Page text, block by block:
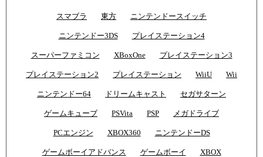
スマブラ 東方 ニンテンドースイッチ
ニンテンドー3DS プレイステーション4
スーパーファミコン XBoxOne プレイステーション3
プレイステーション2 プレイステーション WiiU Wii
ニンテンドー64 ドリームキャスト セガサターン
ゲームキューブ PSVita PSP メガドライブ
PCエンジン XBOX360 ニンテンドーDS
ゲームボーイアドバンス ゲームボーイ XBOX